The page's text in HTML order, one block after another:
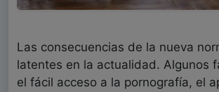
Las consecuencias de la nueva
latentes en la actualidad. Algunos
el fácil acceso a la pornografía, el